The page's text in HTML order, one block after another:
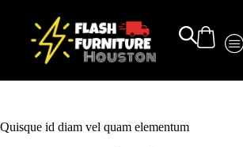
Quisque id diam vel quam elementum